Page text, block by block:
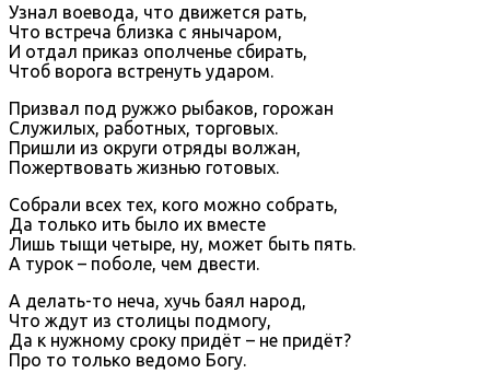
Узнал воевода, что движется рать,
Что встреча близка с янычаром,
И отдал приказ ополченье сбирать,
Чтоб ворога встренуть ударом.
Призвал под ружжо рыбаков, горожан
Служилых, работных, торговых.
Пришли из округи отряды волжан,
Пожертвовать жизнью готовых.
Собрали всех тех, кого можно собрать,
Да только ить было их вместе
Лишь тыщи четыре, ну, может быть пять.
А турок – поболе, чем двести.
А делать-то неча, хучь баял народ,
Что ждут из столицы подмогу,
Да к нужному сроку придёт – не придёт?
Про то только ведомо Богу.